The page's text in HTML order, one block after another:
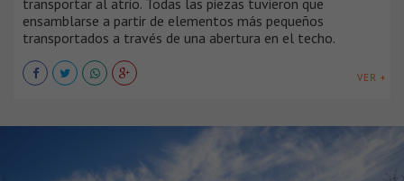
transportar al atrio. Todas las piezas tuvieron que
ensamblarse a partir de elementos más pequeños
transportados a través de una abertura en el techo.
VER +